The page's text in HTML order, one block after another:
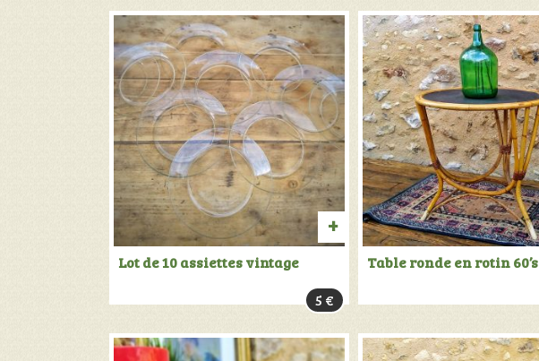
AJOUTER
PANIER
Lot de 10 assiettes vintage
5 €
Table ronde en rotin 60’s